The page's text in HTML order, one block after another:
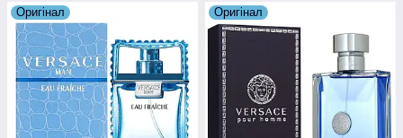
Оригiнал Оригiнал